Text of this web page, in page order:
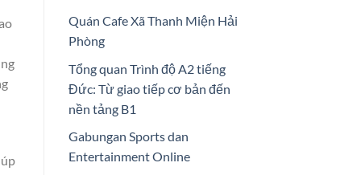
Quán Cafe Xã Thanh Miện Hải
Phòng
Tổng quan Trình độ A2 tiếng
Đức: Từ giao tiếp cơ bản đến
nền tảng B1
Gabungan Sports dan
Entertainment Online